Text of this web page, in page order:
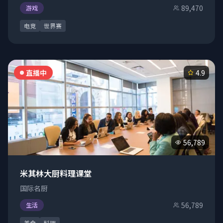
游戏 89,470
电竞 世界赛
直播中
56,789
4.9
米其林大厨料理课堂
国际名厨
生活 56,789